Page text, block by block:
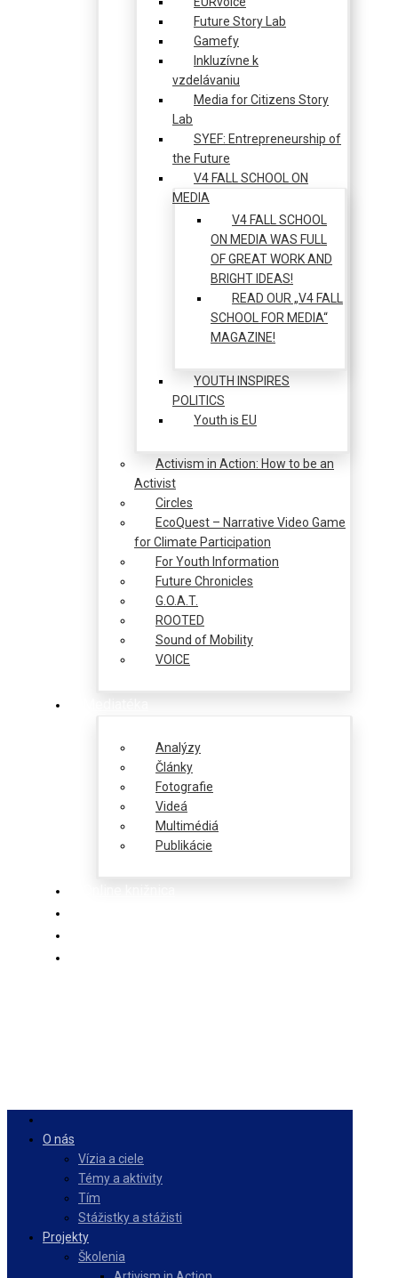
Future Story Lab
Gamefy
Inkluzívne k
vzdelávaniu
Media for Citizens Story
Lab
SYEF: Entrepreneurship of
the Future
V4 FALL SCHOOL ON
MEDIA
V4 FALL SCHOOL
ON MEDIA WAS FULL
OF GREAT WORK AND
BRIGHT IDEAS!
READ OUR „V4 FALL
SCHOOL FOR MEDIA“
MAGAZINE!
YOUTH INSPIRES
POLITICS
Youth is EU
Activism in Action: How to be an
Activist
Circles
EcoQuest – Narrative Video Game
for Climate Participation
For Youth Information
Future Chronicles
G.O.A.T.
ROOTED
Sound of Mobility
VOICE
Analýzy
Články
Fotografie
Videá
Multimédiá
Publikácie
O nás
Vízia a ciele
Témy a aktivity
Tím
Stážistky a stážisti
Projekty
Školenia